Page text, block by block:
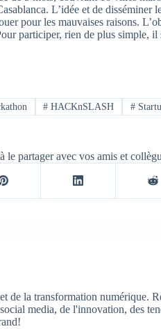
L’idée et de disséminer
pour les mauvaises raisons.
participer, rien de plus simple,
# HACKnSLASH #
le partager avec vos amis et
de la transformation numérique.
media, de l'innovation, des